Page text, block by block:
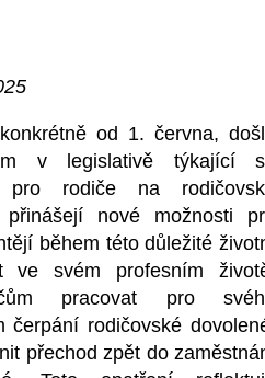
od 1. června,
v legislativě týkající
pro rodiče na
nové možnosti
během této důležité
ve svém profesním
pracovat pro
čerpání rodičovské
přechod zpět do